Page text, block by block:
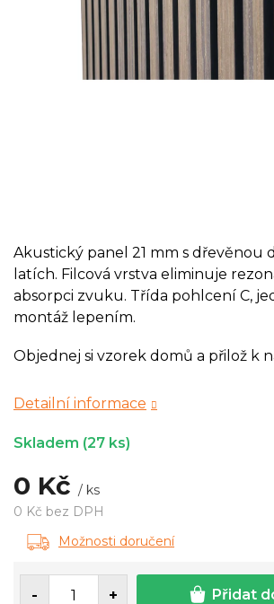
0 Kč / ks
0 Kč bez DPH
Měrná
cena:
Skladem (27 ks)
Možnosti doručení
Přidat
Akustický panel 21 mm s dřevěnou
latích. Filcová vrstva eliminuje
absorpci zvuku. Třída pohlcení C,
montáž lepením.
Objednej si vzorek domů a přilož k
Detailní informace